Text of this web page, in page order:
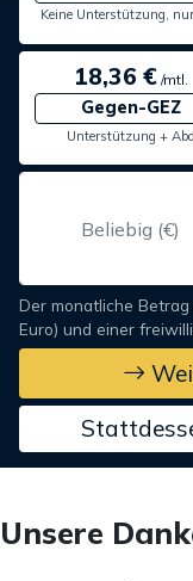
Keine Unterstützung,
18,36 €/mtl.
Gegen-GEZ
Unterstützung + Abo
Der monatliche
Euro) und einer
Unsere